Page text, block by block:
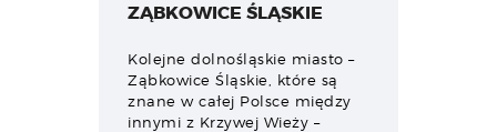
ZĄBKOWICE ŚLĄSKIE
Kolejne dolnośląskie miasto –
Ząbkowice Śląskie, które są
znane w całej Polsce między
innymi z Krzywej Wieży –